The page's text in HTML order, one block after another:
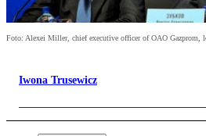
Foto: Alexei Miller, chief executive officer of OAO Gazprom,
Iwona Trusewicz